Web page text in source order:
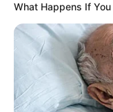
What Happens If